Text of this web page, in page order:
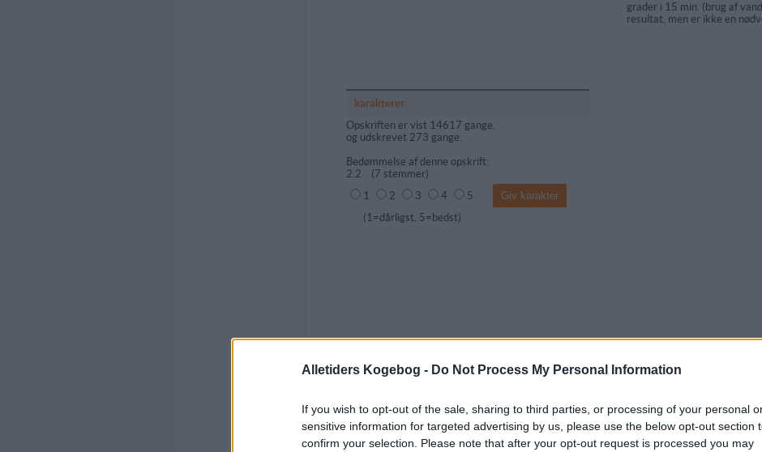
Alletiders Kogebog - Do Not Process My Personal Information
If you wish to opt-out of the sale, sharing to third parties, or processing of your personal
sensitive information for targeted advertising by us, please use the below opt-out section
confirm your selection. Please note that after your opt-out request is processed you may
grader i 15 min. (brug af
resultat, men er ikke en
karakterer:
Opskriften er vist 14617 gange,
og udskrevet 273 gange.
Bedømmelse af denne opskrift:
2.2 (7 stemmer)
1
2 3 4
5
(1=dårligst, 5=bedst)
Kommentar fra:
Kommentar: